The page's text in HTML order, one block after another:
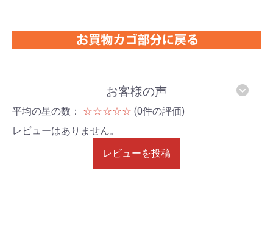
お客様の声
平均の星の数： ☆☆☆☆☆ (0件の評価)
レビューはありません。
レビューを投稿